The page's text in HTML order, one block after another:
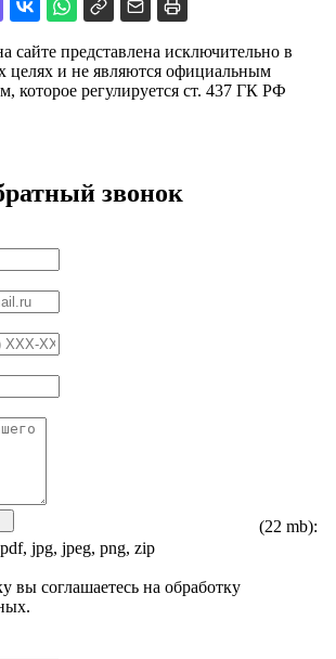
сайте представлена исключительно в
целях и не являются официальным
которое регулируется ст. 437 ГК РФ
звонок
(22 mb):
jpg, jpeg, png, zip
вы соглашаетесь на обработку